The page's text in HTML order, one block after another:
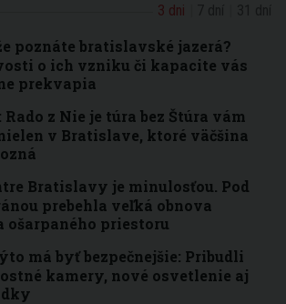
3 dni
poznáte bratislavské jazerá?
o ich vzniku či kapacite vás
prekvapia
Rado z Nie je túra bez Štúra vám
v Bratislave, ktoré väčšina
Bratislavy je minulosťou. Pod
prebehla veľká obnova
ošarpaného priestoru
má byť bezpečnejšie: Pribudli
kamery, nové osvetlenie aj